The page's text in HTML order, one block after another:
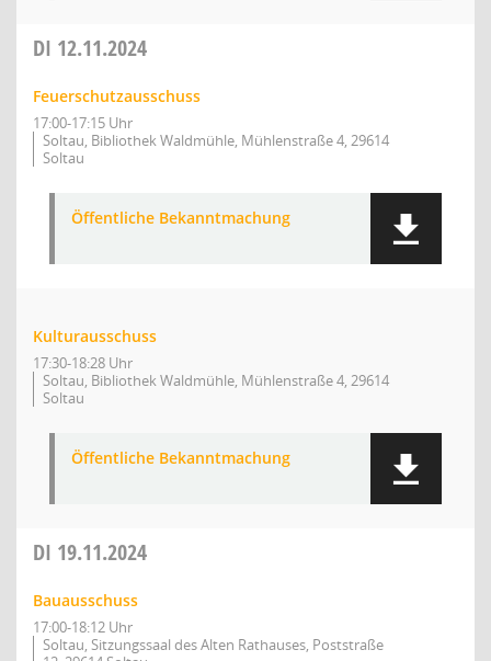
DI 12.11.2024
Feuerschutzausschuss
17:00-17:15 Uhr
Soltau, Bibliothek Waldmühle, Mühlenstraße 4, 29614
Soltau
Öffentliche Bekanntmachung
Kulturausschuss
17:30-18:28 Uhr
Soltau, Bibliothek Waldmühle, Mühlenstraße 4, 29614
Soltau
Öffentliche Bekanntmachung
DI 19.11.2024
Bauausschuss
17:00-18:12 Uhr
Soltau, Sitzungssaal des Alten Rathauses, Poststraße